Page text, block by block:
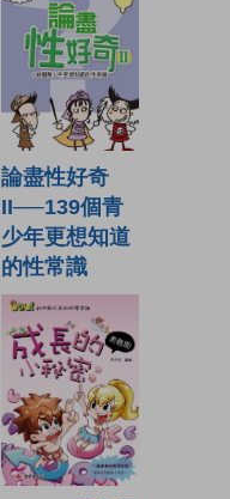
論盡性好奇
II──139個青
少年更想知道
的性常識